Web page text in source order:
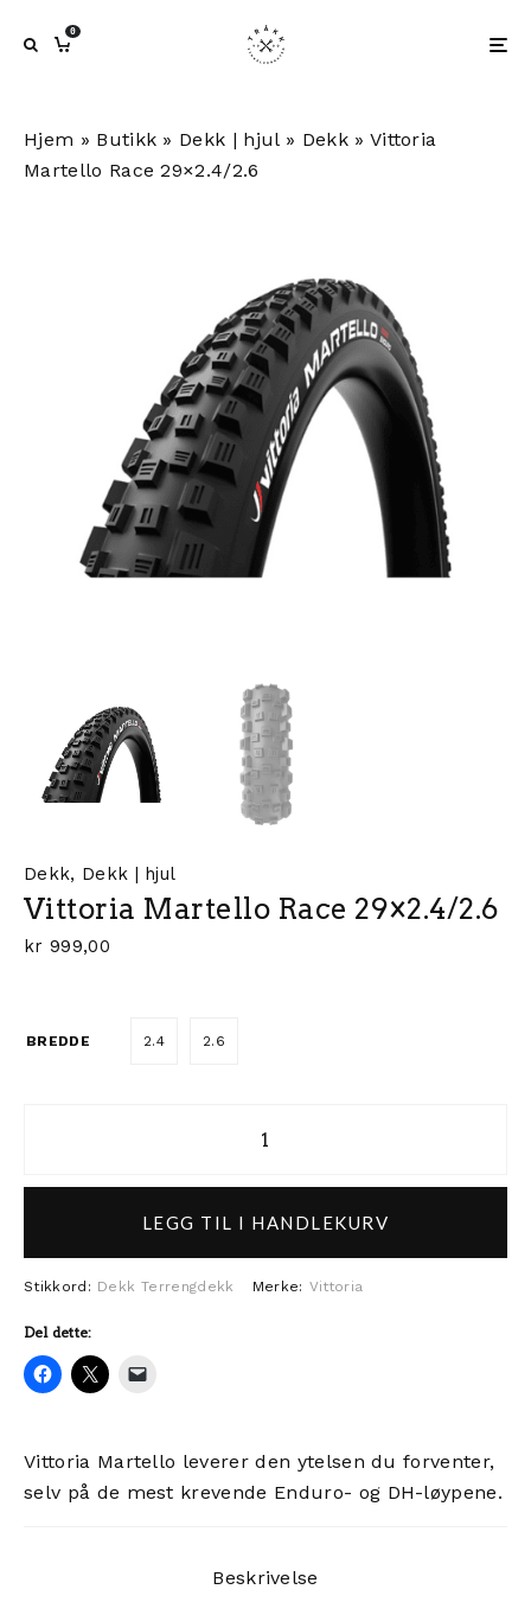
0
Hjem » Butikk » Dekk | hjul» Dekk» Vittoria
Martello Race 29×2.4/2.6
Dekk, Dekk | hjul
Vittoria Martello Race 29×2.4/2.6
kr 999,00
Vittoria Martello leverer den ytelsen du forventer,
selv på de mest krevende Enduro- og DH-løypene.
BREDDE 2.4 2.6
Vittoria Martello Race 29x2.4/
LEGG TIL I HANDLEKURV
Stikkord: Dekk Terrengdekk Merke: Vittoria
Del dette:
Beskrivelse